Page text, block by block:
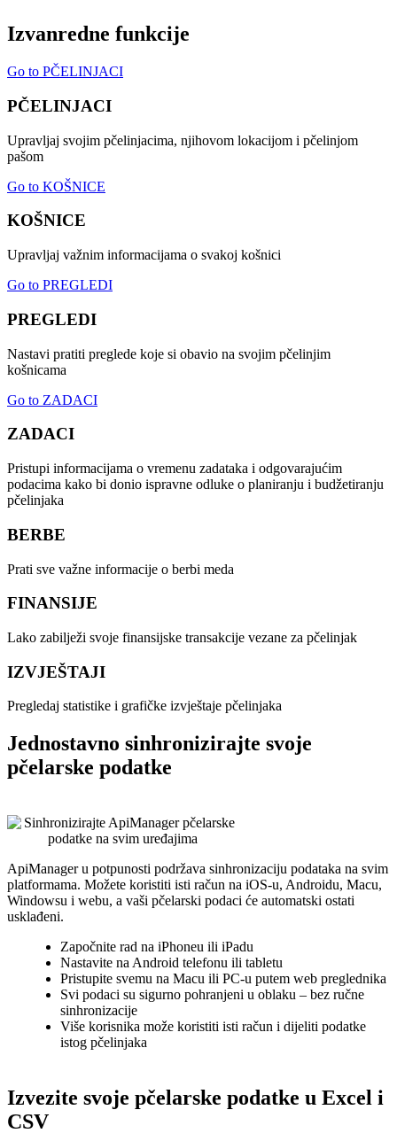
Izvanredne funkcije
Go to PČELINJACI
PČELINJACI
Upravljaj svojim pčelinjacima, njihovom lokacijom i pčelinjom
pašom
Go to KOŠNICE
KOŠNICE
Upravljaj važnim informacijama o svakoj košnici
Go to PREGLEDI
PREGLEDI
Nastavi pratiti preglede koje si obavio na svojim pčelinjim
košnicama
Go to ZADACI
ZADACI
Pristupi informacijama o vremenu zadataka i odgovarajućim
podacima kako bi donio ispravne odluke o planiranju i budžetiranju
pčelinjaka
BERBE
Prati sve važne informacije o berbi meda
FINANSIJE
Lako zabilježi svoje finansijske transakcije vezane za pčelinjak
IZVJEŠTAJI
Pregledaj statistike i grafičke izvještaje pčelinjaka
Jednostavno sinhronizirajte svoje
pčelarske podatke
ApiManager u potpunosti podržava sinhronizaciju podataka na svim
platformama. Možete koristiti isti račun na iOS-u, Androidu, Macu,
Windowsu i webu, a vaši pčelarski podaci će automatski ostati
usklađeni.
Započnite rad na iPhoneu ili iPadu
Nastavite na Android telefonu ili tabletu
Pristupite svemu na Macu ili PC-u putem web preglednika
Svi podaci su sigurno pohranjeni u oblaku – bez ručne
sinhronizacije
Više korisnika može koristiti isti račun i dijeliti podatke
istog pčelinjaka
Izvezite svoje pčelarske podatke u Excel i
CSV